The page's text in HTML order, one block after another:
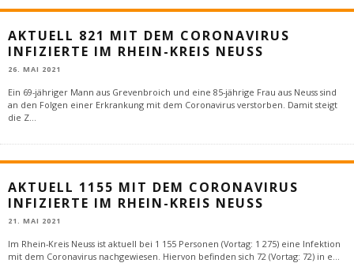
AKTUELL 821 MIT DEM CORONAVIRUS
INFIZIERTE IM RHEIN-KREIS NEUSS
26. MAI 2021
Ein 69-jähriger Mann aus Grevenbroich und eine 85-jährige Frau aus Neuss sind
an den Folgen einer Erkrankung mit dem Coronavirus verstorben. Damit steigt
die Z...
AKTUELL 1155 MIT DEM CORONAVIRUS
INFIZIERTE IM RHEIN-KREIS NEUSS
21. MAI 2021
Im Rhein-Kreis Neuss ist aktuell bei 1 155 Personen (Vortag: 1 275) eine Infektion
mit dem Coronavirus nachgewiesen. Hiervon befinden sich 72 (Vortag: 72) in e...